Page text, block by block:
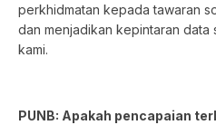
perkhidmatan kepada tawaran
dan menjadikan kepintaran data
kami.
PUNB: Apakah pencapaian